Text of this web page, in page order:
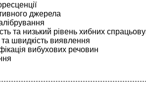
джерела
та низький рівень хибних
швидкість виявлення
вибухових речовин